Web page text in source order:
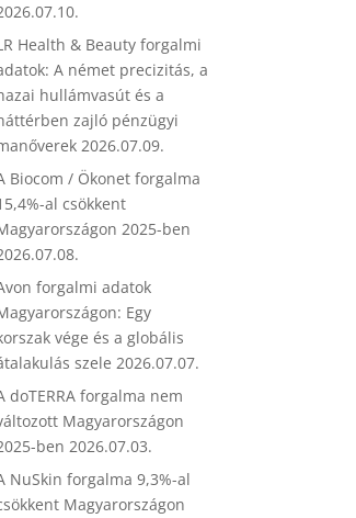
Health & Beauty forgalmi
A német precizitás, a
hullámvasút és a
zajló pénzügyi
2026.07.09.
Biocom / Ökonet forgalma
al csökkent
2025-ben
forgalmi adatok
Egy
vége és a globális
szele 2026.07.07.
doTERRA forgalma nem
Magyarországon
ben 2026.07.03.
NuSkin forgalma 9,3%-al
Magyarországon